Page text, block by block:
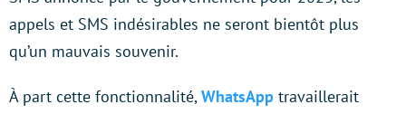
appels et SMS indésirables ne seront bientôt plus
qu’un mauvais souvenir.
À part cette fonctionnalité,WhatsApp travaillerait